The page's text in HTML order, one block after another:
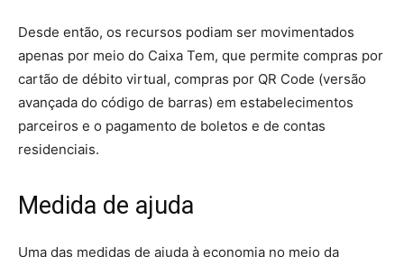
Desde então, os recursos podiam ser movimentados
apenas por meio do Caixa Tem, que permite compras por
cartão de débito virtual, compras por QR Code (versão
avançada do código de barras) em estabelecimentos
parceiros e o pagamento de boletos e de contas
residenciais.
Medida de ajuda
Uma das medidas de ajuda à economia no meio da